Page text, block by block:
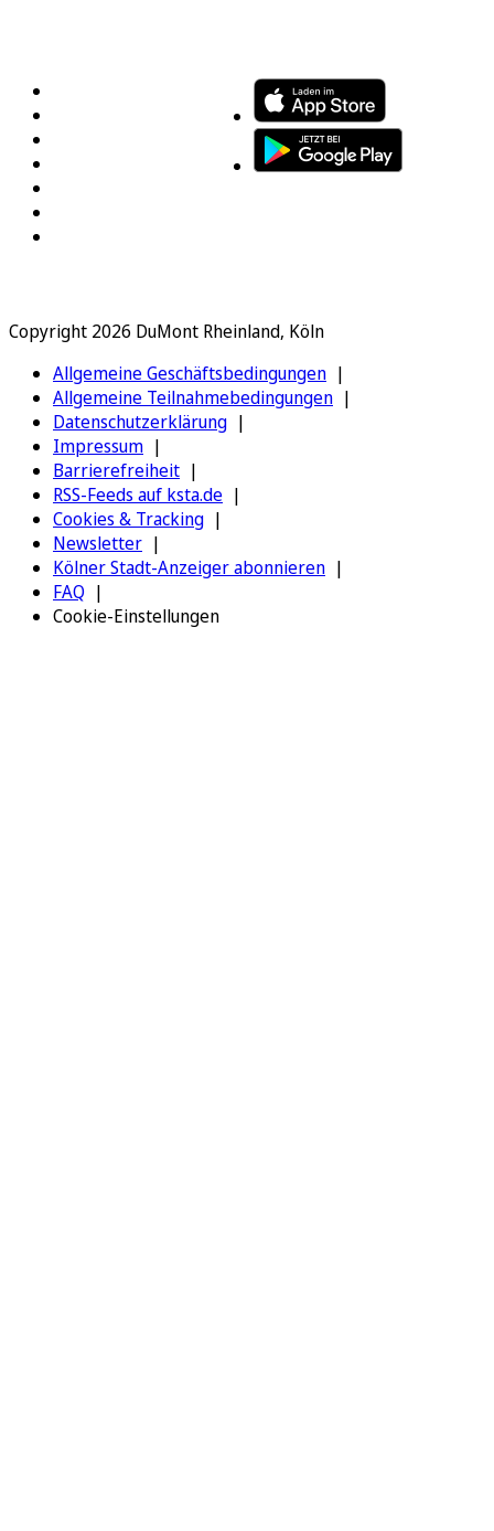
Copyright 2026 DuMont Rheinland, Köln
Allgemeine Geschäftsbedingungen
Allgemeine Teilnahmebedingungen
Datenschutzerklärung
Impressum
Barrierefreiheit
RSS-Feeds auf ksta.de
Cookies & Tracking
Newsletter
Kölner Stadt-Anzeiger abonnieren
FAQ
Cookie-Einstellungen